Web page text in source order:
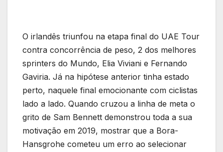
O irlandês triunfou na etapa final do UAE Tour
contra concorrência de peso, 2 dos melhores
sprinters do Mundo, Elia Viviani e Fernando
Gaviria. Já na hipótese anterior tinha estado
perto, naquele final emocionante com ciclistas
lado a lado. Quando cruzou a linha de meta o
grito de Sam Bennett demonstrou toda a sua
motivação em 2019, mostrar que a Bora-
Hansgrohe cometeu um erro ao selecionar